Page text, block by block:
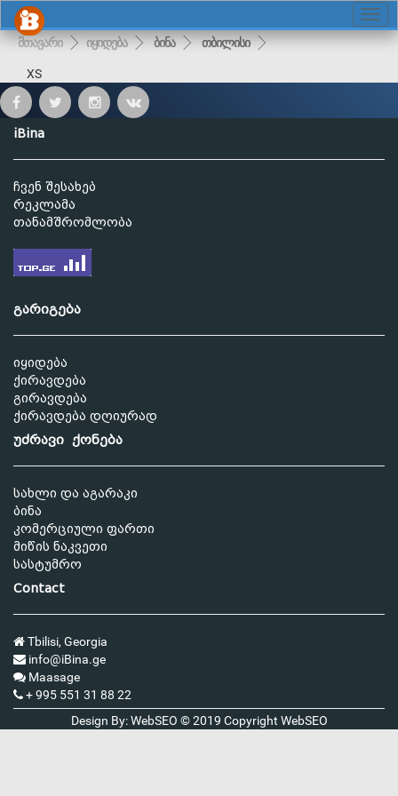
მთავარი იყიდება ბინა თბილისი
XS
iBina
ჩვენ შესახებ
რეკლამა
თანამშრომლობა
გარიგება
იყიდება
ქირავდება
გირავდება
ქირავდება დღიურად
უძრავი ქონება
სახლი და აგარაკი
ბინა
კომერციული ფართი
მიწის ნაკვეთი
სასტუმრო
Contact
Tbilisi, Georgia
info@iBina.ge
Maasage
+ 995 551 31 88 22
Design By: WebSEO © 2019 Copyright WebSEO